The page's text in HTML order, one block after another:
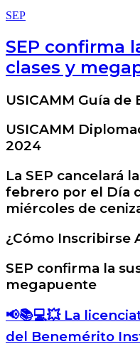
SEP
SEP confirma
clases y
USICAMM Guía
USICAMM
2024
La SEP cancelará
febrero por el Día
miércoles de
¿Cómo Inscribirse
SEP confirma la
megapuente
📢
📢📚💻💥 La
del Benemérito